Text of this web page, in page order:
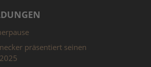
präsentiert seinen